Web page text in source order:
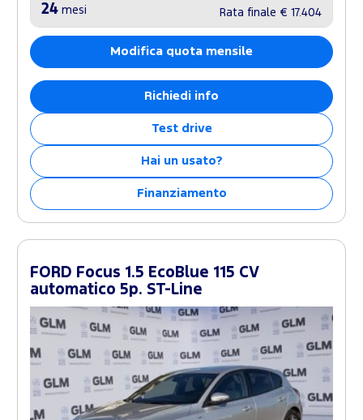
24 mesi
Rata finale € 17.404
Modifica quota mensile
Richiedi info
Test drive
Hai un usato?
Finanziamento
FORD Focus 1.5 EcoBlue 115 CV
automatico 5p. ST-Line